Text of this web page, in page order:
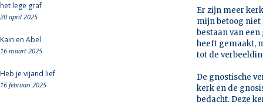
het lege graf
20 april 2025
Kain en Abel
16 maart 2025
Heb je vijand lief
16 februari 2025
Er zijn meer
mijn betoog niet
bestaan van
heeft gemaakt,
tot de
De gnostische
kerk en de
bedacht. Deze